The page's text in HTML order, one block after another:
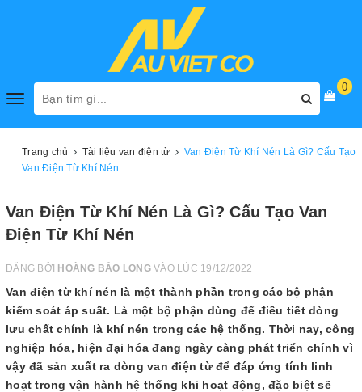
Toggle
0
Trang chủ Tài liệu van điện từ
Van Điện Từ Khí Nén Là Gì? Cấu Tạo
Van Điện Từ Khí Nén
Van Điện Từ Khí Nén Là Gì? Cấu Tạo Van
Điện Từ Khí Nén
ĐĂNG BỞI HOÀNG BẢO LONGVÀO LÚC 19/12/2022
Van điện từ khí nén là một thành phần trong các bộ phận
kiểm soát áp suất. Là một bộ phận dùng để điều tiết dòng
lưu chất chính là khí nén trong các hệ thống. Thời nay, công
nghiệp hóa, hiện đại hóa đang ngày càng phát triển chính vì
vậy đã sản xuất ra dòng van điện từ để đáp ứng tính linh
hoạt trong vận hành hệ thống khi hoạt động, đặc biệt sẽ